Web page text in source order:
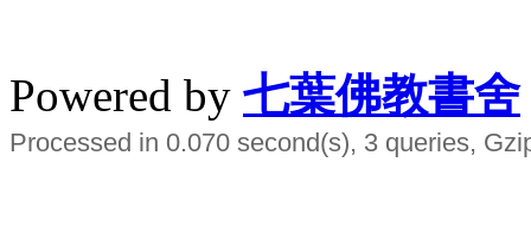
Powered by 七葉佛教書舍
Processed in 0.070 second(s), 3 queries,